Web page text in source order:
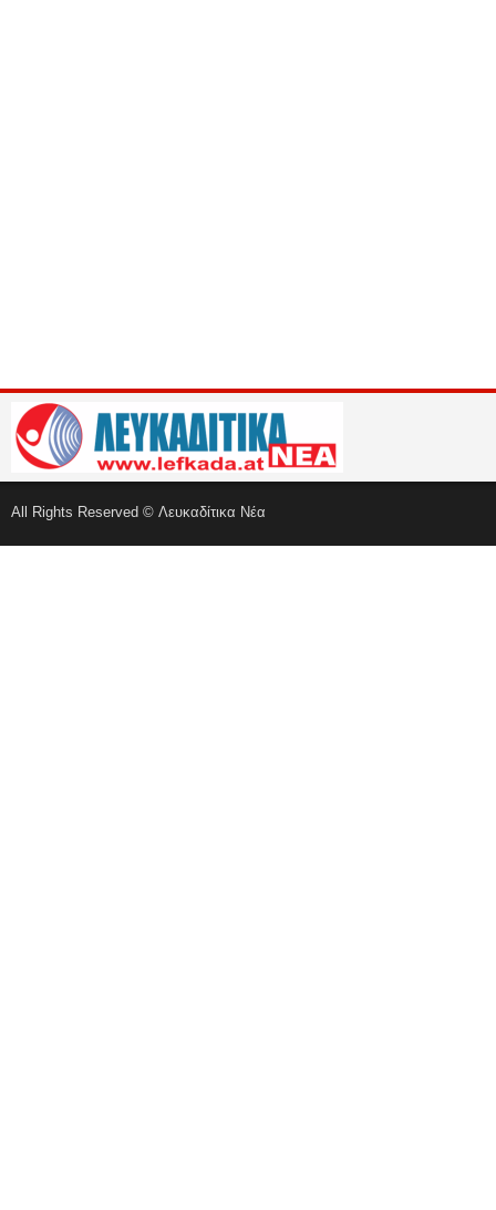
All Rights Reserved © Λευκαδίτικα Νέα